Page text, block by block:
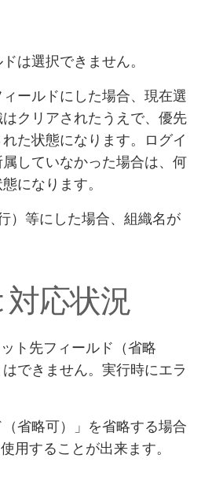
は選択できません。
ールドにした場合、現在選
クリアされたうえで、優先
た状態になります。ログイ
していなかった場合は、何
になります。
）等にした場合、組織名が
対応状況
ト先フィールド（省略
できません。実行時にエラ
（省略可）」を省略する場合
用することが出来ます。